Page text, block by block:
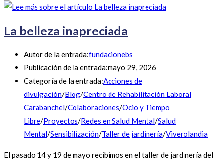
La belleza inapreciada
Autor de la entrada:fundacionebs
Publicación de la entrada:mayo 29, 2026
Categoría de la entrada:Acciones de
divulgación/Blog/Centro de Rehabilitación Laboral
Carabanchel/Colaboraciones/Ocio y Tiempo
Libre/Proyectos/Redes en Salud Mental/Salud
Mental/Sensibilización/Taller de jardinería/Viverolandia
El pasado 14 y 19 de mayo recibimos en el taller de jardinería del